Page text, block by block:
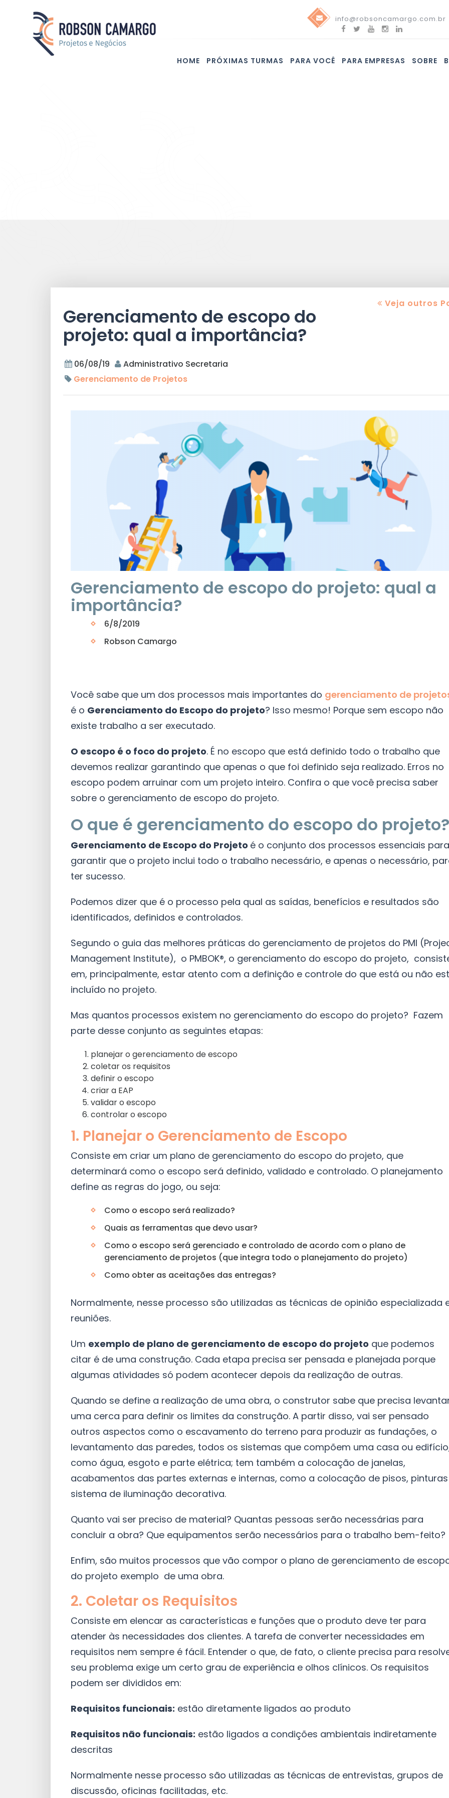
info@robsoncamargo.com.br
HOME PRÓXIMAS TURMAS PARA VOCÊ PARA EMPRESAS SOBRE
Veja outros
Gerenciamento de escopo do
projeto: qual a importância?
06/08/19
Administrativo Secretaria
Gerenciamento de Projetos
Gerenciamento de escopo do projeto: qual a
importância?
6/8/2019
Robson Camargo
Você sabe que um dos processos mais importantes do gerenciamento de
é o Gerenciamento do Escopo do projeto? Isso mesmo! Porque sem escopo não
existe trabalho a ser executado.
O escopo é o foco do projeto. É no escopo que está definido todo o trabalho que
devemos realizar garantindo que apenas o que foi definido seja realizado. Erros no
escopo podem arruinar com um projeto inteiro. Confira o que você precisa saber
sobre o gerenciamento de escopo do projeto.
O que é gerenciamento do escopo do projeto?
Gerenciamento de Escopo do Projeto é o conjunto dos processos essenciais para
garantir que o projeto inclui todo o trabalho necessário, e apenas o necessário,
ter sucesso.
Podemos dizer que é o processo pela qual as saídas, benefícios e resultados são
identificados, definidos e controlados.
Segundo o guia das melhores práticas do gerenciamento de projetos do PMI
Management Institute), o PMBOK®, o gerenciamento do escopo do projeto,
em, principalmente, estar atento com a definição e controle do que está ou não
incluído no projeto.
Mas quantos processos existem no gerenciamento do escopo do projeto? Fazem
parte desse conjunto as seguintes etapas:
planejar o gerenciamento de escopo
coletar os requisitos
definir o escopo
criar a EAP
validar o escopo
controlar o escopo
1. Planejar o Gerenciamento de Escopo
Consiste em criar um plano de gerenciamento do escopo do projeto, que
determinará como o escopo será definido, validado e controlado. O planejamento
define as regras do jogo, ou seja:
Como o escopo será realizado?
Quais as ferramentas que devo usar?
Como o escopo será gerenciado e controlado de acordo com o plano de
gerenciamento de projetos (que integra todo o planejamento do projeto)
Como obter as aceitações das entregas?
Normalmente, nesse processo são utilizadas as técnicas de opinião especializada
reuniões.
Um exemplo de plano de gerenciamento de escopo do projeto que podemos
citar é de uma construção. Cada etapa precisa ser pensada e planejada porque
algumas atividades só podem acontecer depois da realização de outras.
Quando se define a realização de uma obra, o construtor sabe que precisa
uma cerca para definir os limites da construção. A partir disso, vai ser pensado
outros aspectos como o escavamento do terreno para produzir as fundações, o
levantamento das paredes, todos os sistemas que compõem uma casa ou
como água, esgoto e parte elétrica; tem também a colocação de janelas,
acabamentos das partes externas e internas, como a colocação de pisos,
sistema de iluminação decorativa.
Quanto vai ser preciso de material? Quantas pessoas serão necessárias para
concluir a obra? Que equipamentos serão necessários para o trabalho bem-feito?
Enfim, são muitos processos que vão compor o plano de gerenciamento de
do projeto exemplo de uma obra.
2. Coletar os Requisitos
Consiste em elencar as características e funções que o produto deve ter para
atender às necessidades dos clientes. A tarefa de converter necessidades em
requisitos nem sempre é fácil. Entender o que, de fato, o cliente precisa para
seu problema exige um certo grau de experiência e olhos clínicos. Os requisitos
podem ser divididos em:
Requisitos funcionais: estão diretamente ligados ao produto
Requisitos não funcionais: estão ligados a condições ambientais indiretamente
descritas
Normalmente nesse processo são utilizadas as técnicas de entrevistas, grupos de
discussão, oficinas facilitadas, etc.